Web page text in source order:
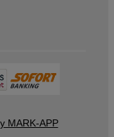
MARK-APP